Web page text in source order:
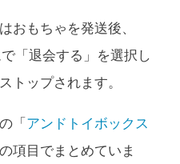
おもちゃを発送後、
「退会する」を選択し
トップされます。
「 アンドトイボックス
の項目でまとめていま